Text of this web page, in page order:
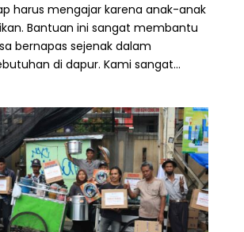
harus mengajar karena anak-anak
Bantuan ini sangat membantu
bernapas sejenak dalam
di dapur. Kami sangat...